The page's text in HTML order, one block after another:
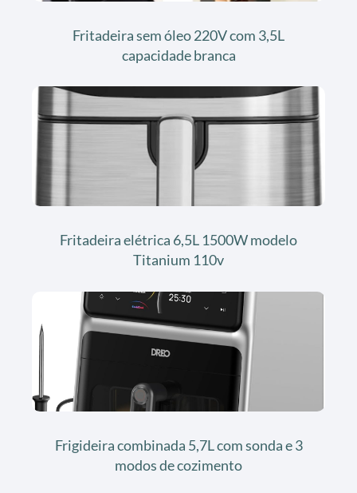
Fritadeira sem óleo 220V com 3,5L
capacidade branca
Fritadeira elétrica 6,5L 1500W modelo
Titanium 110v
Frigideira combinada 5,7L com sonda e 3
modos de cozimento